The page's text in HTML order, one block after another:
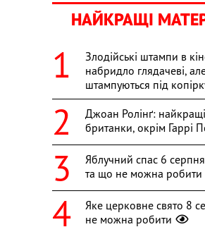
НАЙКРАЩІ
Злодійські штампи в
набридло глядачеві,
штампуються під
Джоан Ролінґ:
британки, окрім Гаррі
Яблучний спас 6 серпня
та що не можна робити
Яке церковне свято 8
не можна робити